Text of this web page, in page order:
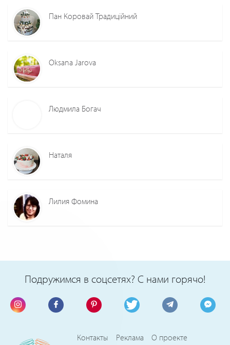
Пан Коровай Традиційний
Oksana Jarova
Людмила Богач
Наталя
Лилия Фомина
Подружимся в соцсетях? С нами горячо!
Контакты Реклама
О проекте